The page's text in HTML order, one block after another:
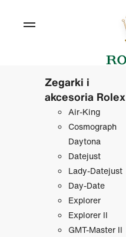
Zegarki i
akcesoria Rolex
Air-King
Cosmograph
Daytona
Datejust
Lady-Datejust
Day-Date
Explorer
Explorer II
GMT-Master II